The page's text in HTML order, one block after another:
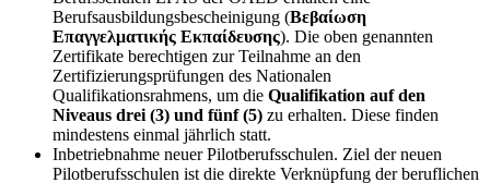
Berufsausbildungsbescheinigung (Βεβαίωση
Επαγγελματικής Εκπαίδευσης). Die oben genannten
Zertifikate berechtigen zur Teilnahme an den
Zertifizierungsprüfungen des Nationalen
Qualifikationsrahmens, um die Qualifikation auf den
Niveaus drei (3) und fünf (5) zu erhalten. Diese finden
mindestens einmal jährlich statt.
Inbetriebnahme neuer Pilotberufsschulen. Ziel der neuen
Pilotberufsschulen ist die direkte Verknüpfung der beruflichen